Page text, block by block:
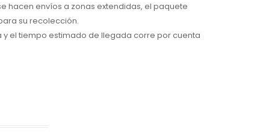
hacen envíos a zonas extendidas, el paquete
su recolección.
el tiempo estimado de llegada corre por cuenta